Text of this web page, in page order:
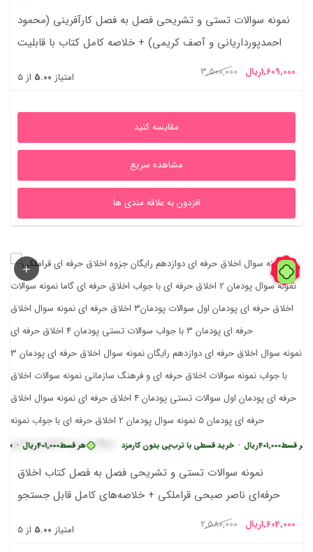
نمونه سوالات تستی و تشریحی فصل به فصل کارآفرینی (محمود
احمدپورداریانی و آصف کریمی) + خلاصه کامل کتاب با قابلیت
امتیاز 5.00 از 5 3,500,000
قیمت
3,500,000ریال
1,609,000ریال
1,609,000ریال
مقایسه کنید
مشاهده سریع
افزدون به علاقه مندی ها
38%
هر قسط401,000ریال • هر قسط401,000ریال • خرید قسطی با ترب‌پی بدون کارمزد
نمونه سوالات تستی و تشریحی فصل به فصل کتاب اخلاق
حرفه‌ای ناصر صبحی قراملکی + خلاصه‌های کامل قابل جستجو
امتیاز 5.00 از 5 2,580,000
قیمت1,604,000ریال